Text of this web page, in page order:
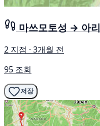
마쓰모토성 → 아
2 지점 · 3개월 전
95 조회
저장